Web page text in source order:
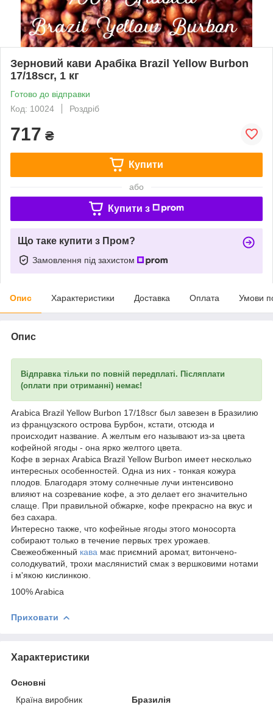
Зерновий кави Арабіка Brazil Yellow Burbon
17/18scr, 1 кг
Готово до відправки
Код: 10024
Роздріб
717 ₴
Купити
або
Купити з
Що таке купити з Пром?
Замовлення під захистом
Опис Характеристики Доставка Оплата Умови
Опис
Відправка тільки по повній передплаті. Післяплати
(оплати при отриманні) немає!
Arabica Brazil Yellow Burbon 17/18scr был завезен в Бразилию
из французского острова Бурбон, кстати, отсюда и
происходит название. А желтым его называют из-за цвета
кофейной ягоды - она ярко желтого цвета.
Кофе в зернах Arabica Brazil Yellow Burbon имеет несколько
интересных особенностей. Одна из них - тонкая кожура
плодов. Благодаря этому солнечные лучи интенсивоно
влияют на созревание кофе, а это делает его значительно
слаще. При правильной обжарке, кофе прекрасно на вкус и
без сахара.
Интересно также, что кофейные ягоды этого моносорта
собирают только в течение первых трех урожаев.
Свежеобженный кава має приємний аромат, витончено-
солодкуватий, трохи маслянистий смак з вершковими нотами
і м'якою кислинкою.
100% Arabica
Приховати
Характеристики
Основні
Країна виробник
Бразилія